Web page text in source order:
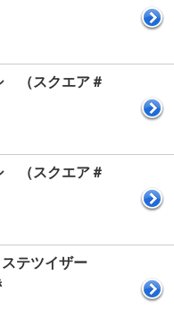
（スクエア＃
（スクエア＃
テツイザー